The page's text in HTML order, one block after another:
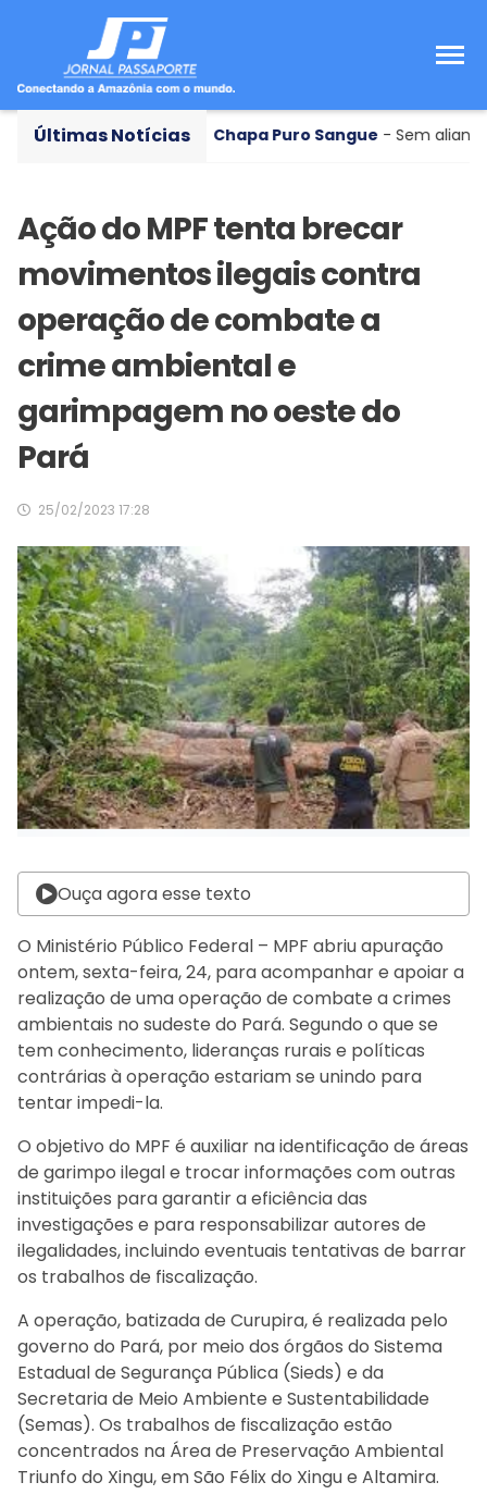
Últimas Notícias
Ghassan Chapa Puro Sangue- Sem alianças
Ação do MPF tenta brecar
movimentos ilegais contra
operação de combate a
crime ambiental e
garimpagem no oeste do
Pará
25/02/2023 17:28
Ouça agora esse texto
O Ministério Público Federal – MPF abriu apuração
ontem, sexta-feira, 24, para acompanhar e apoiar a
realização de uma operação de combate a crimes
ambientais no sudeste do Pará. Segundo o que se
tem conhecimento, lideranças rurais e políticas
contrárias à operação estariam se unindo para
tentar impedi-la.
O objetivo do MPF é auxiliar na identificação de áreas
de garimpo ilegal e trocar informações com outras
instituições para garantir a eficiência das
investigações e para responsabilizar autores de
ilegalidades, incluindo eventuais tentativas de barrar
os trabalhos de fiscalização.
A operação, batizada de Curupira, é realizada pelo
governo do Pará, por meio dos órgãos do Sistema
Estadual de Segurança Pública (Sieds) e da
Secretaria de Meio Ambiente e Sustentabilidade
(Semas). Os trabalhos de fiscalização estão
concentrados na Área de Preservação Ambiental
Triunfo do Xingu, em São Félix do Xingu e Altamira.